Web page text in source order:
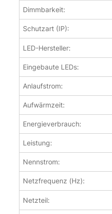
Dimmbarkeit:
Schutzart (IP):
LED-Hersteller:
Eingebaute LEDs:
Anlaufstrom:
Aufwärmzeit:
Energieverbrauch:
Leistung:
Nennstrom:
Netzfrequenz (Hz):
Netzteil: